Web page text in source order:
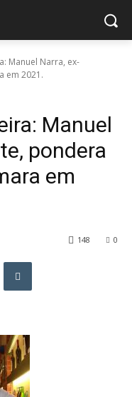
Manuel Narra, ex-
em 2021.
Manuel
pondera
em
0
148